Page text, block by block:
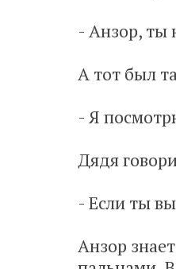
- Анзор, ты
А тот был
- Я
Дядя
- Если ты
Анзор